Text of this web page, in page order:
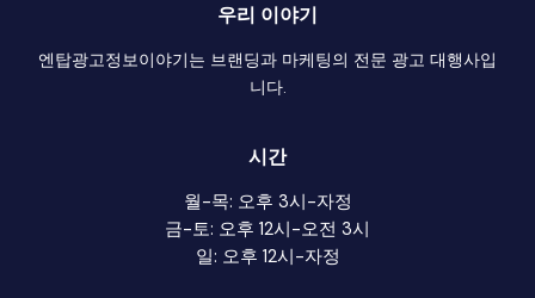
우리 이야기
엔탑광고정보이야기는 브랜딩과 마케팅의 전문 광고 대행사입
니다.
시간
월-목: 오후 3시-자정
금-토: 오후 12시-오전 3시
일: 오후 12시-자정